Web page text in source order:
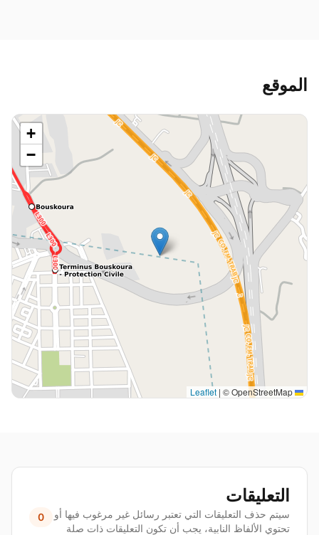
الموقع
+
−
| © OpenStreetMap
التعليقات
سيتم حذف التعليقات التي تعتبر رسائل غير مرغوب فيها أو
تحتوي الألفاظ النابية، يجب أن تكون التعليقات ذات صلة
0